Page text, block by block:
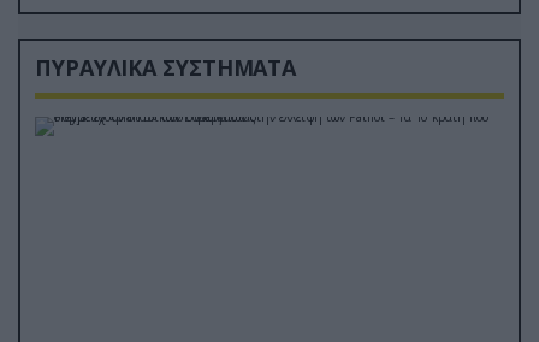
ΠΥΡΑΥΛΙΚΑ ΣΥΣΤΗΜΑΤΑ